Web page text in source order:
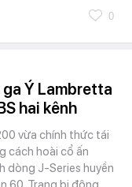
0
Ý Lambretta
hai kênh
vừa chính thức tái
cách hoài cổ ấn
dòng J-Series huyền